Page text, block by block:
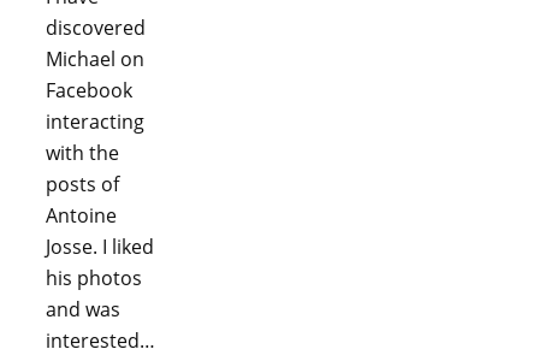
discovered
Michael on
Facebook
interacting
with the
posts of
Antoine
Josse. I liked
his photos
and was
interested…